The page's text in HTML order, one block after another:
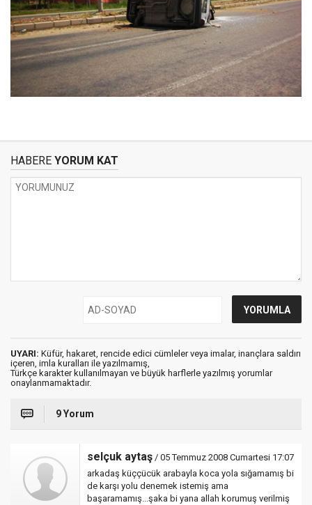
HABERE YORUM KAT
UYARI: Küfür, hakaret, rencide edici cümleler veya imalar, inançlara saldırı
içeren, imla kuralları ile yazılmamış,
Türkçe karakter kullanılmayan ve büyük harflerle yazılmış yorumlar
onaylanmamaktadır.
9 Yorum
selçuk aytaş / 05 Temmuz 2008 Cumartesi 17:07
arkadaş küççücük arabayla koca yola sığamamış bi
de karşı yolu denemek istemiş ama
başaramamış...şaka bi yana allah korumuş verilmiş